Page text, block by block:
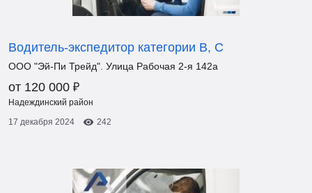
Водитель-экспедитор категории В, С
ООО "Эй-Пи Трейд". Улица Рабочая 2-я 142а
от 120 000 ₽
Надеждинский район
17 декабря 2024
242